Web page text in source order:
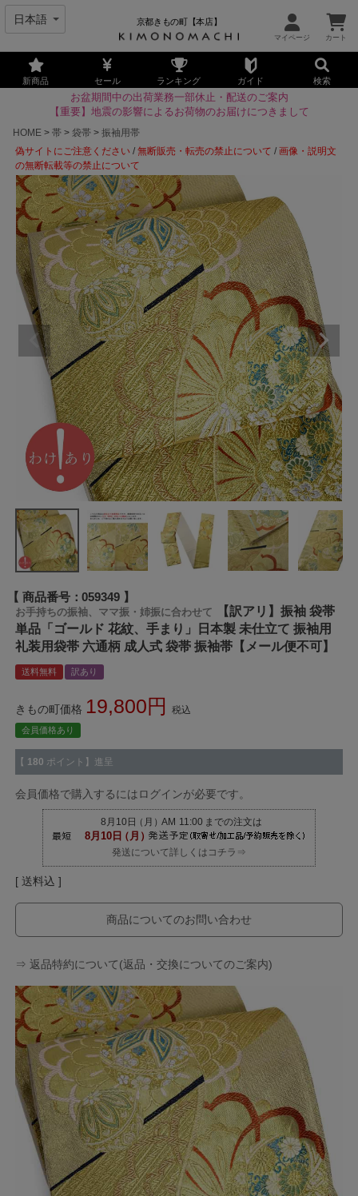
京都きもの町【本店】
新商品 セール ランキング ガイド 検索
お盆期間中の出荷業務一部休止・配送のご案内
【重要】地震の影響によるお荷物のお届けにつきまして
HOME
帯 袋帯
振袖用帯
偽サイトにご注意ください /無断販売・転売の禁止について /画像・説明文
の無断転載等の禁止について
商品番号 059349
お手持ちの振袖、ママ振・姉振に合わせて
【訳アリ】振袖 袋帯
単品「ゴールド 花紋、手まり」日本製 未仕立て 振袖用
礼装用袋帯 六通柄 成人式 袋帯 振袖帯【メール便不可】
送料無料 訳あり
きもの町価格 19,800 税込
会員価格あり
【 180 ポイント】進呈
会員価格で購入するにはログインが必要です。
発送について詳しくはコチラ⇒
送料込
商品についてのお問い合わせ
⇒ 返品特約について(返品・交換についてのご案内)